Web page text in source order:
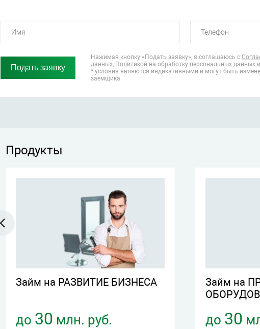
Нажимая кнопку «Подать заявку», я соглашаюсь с
данных, Политикой на обработку персональных данных
* условия являются индикативными и могут быть
заемщика
Продукты
Займ на РАЗВИТИЕ БИЗНЕСА
до 30 млн. руб.
Займ на
до 30